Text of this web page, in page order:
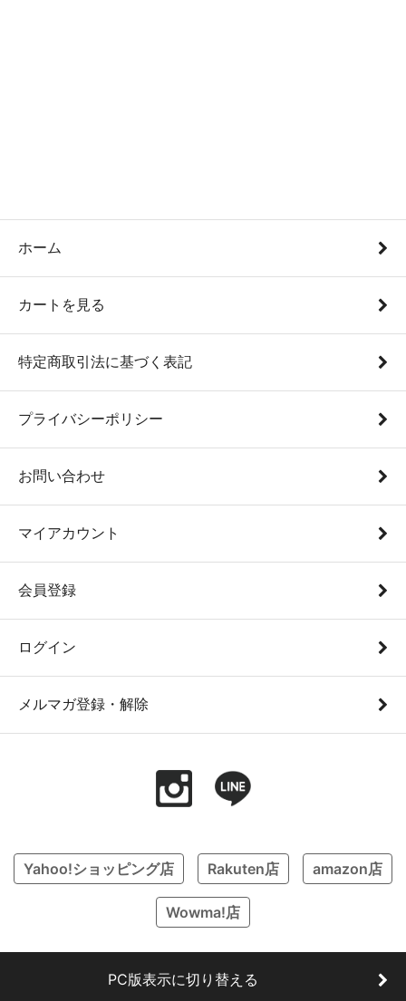
ホーム
カートを見る
特定商取引法に基づく表記
プライバシーポリシー
お問い合わせ
マイアカウント
会員登録
ログイン
メルマガ登録・解除
Yahoo!ショッピング店 Rakuten店 amazon店
Wowma!店
PC版表示に切り替える